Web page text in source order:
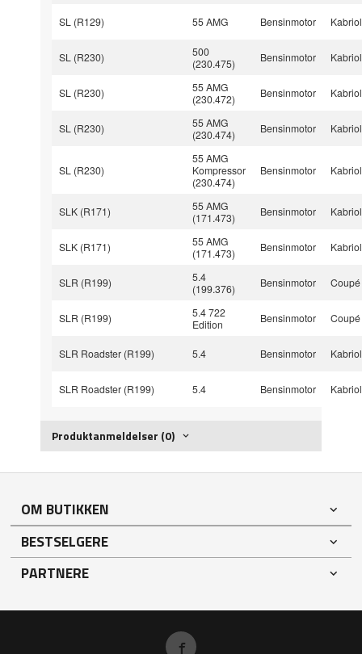
SL (R129) 55 AMG Bensinmotor
SL (R230)
500
(230.475)
Bensinmotor
SL (R230)
55 AMG
(230.472)
Bensinmotor
SL (R230)
55 AMG
(230.474)
Bensinmotor
SL (R230)
55 AMG
Kompressor
(230.474)
Bensinmotor
SLK (R171)
55 AMG
(171.473)
Bensinmotor
SLK (R171)
55 AMG
(171.473)
Bensinmotor
SLR (R199)
5.4
(199.376)
Bensinmotor Coupé
SLR (R199)
5.4 722
Edition
Bensinmotor Coupé
SLR Roadster (R199) 5.4 Bensinmotor
SLR Roadster (R199) 5.4 Bensinmotor
Produktanmeldelser (0)
OM BUTIKKEN
BESTSELGERE
PARTNERE